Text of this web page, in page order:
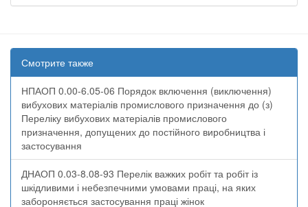
Смотрите также
НПАОП 0.00-6.05-06 Порядок включення (виключення)
вибухових матеріалів промислового призначення до (з)
Переліку вибухових матеріалів промислового
призначення, допущених до постійного виробництва і
застосування
ДНАОП 0.03-8.08-93 Перелік важких робіт та робіт із
шкідливими і небезпечними умовами праці, на яких
забороняється застосування праці жінок